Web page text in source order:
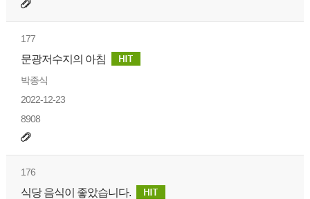
177
문광저수지의 아침
박종식
2022-12-23
8908
176
식당 음식이 좋았습니다.